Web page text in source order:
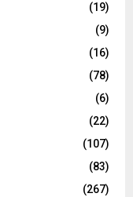
(19)
(9)
(16)
(78)
(6)
(22)
(107)
(83)
(267)